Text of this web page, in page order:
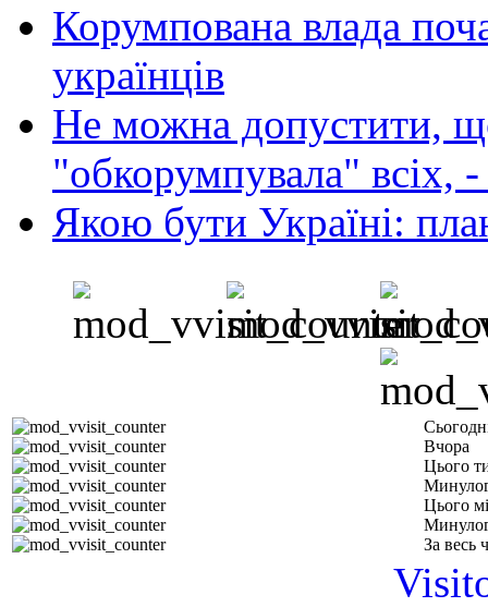
Корумпована влада
українців
Не можна допустити,
"обкорумпувала" всіх,
Якою бути Україні:
Вчора
Цього
Цього
За весь